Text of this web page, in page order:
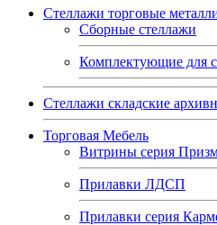
Стеллажи торговые
Сборные стеллажи
Комплектующие для
Стеллажи складские
Торговая Мебель
Витрины серия
Прилавки ЛДСП
Прилавки серия